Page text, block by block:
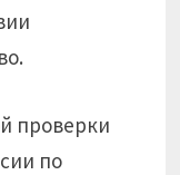
проверки
по